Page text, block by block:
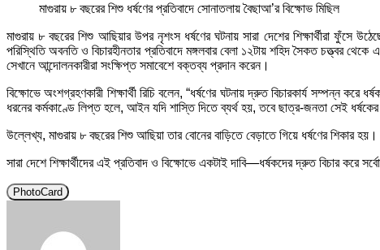
মাগুরায় ৮ বছরের শিশু ধর্ষণের প্রতিবাদে সোনাতলায় বৈছাআ’র বিক্ষোভ মিছিল
মাগুরায় ৮ বছরের শিশু আছিয়ার উপর নৃশংস ধর্ষণের ঘটনায় সারা দেশের শিক্ষার্থীরা ফুঁসে
পরিস্থিতি অবনতি ও বিচারহীনতার প্রতিবাদে মঙ্গলবার বেলা ১২টায় শহিদ সৈকত চত্ত্বর
সেখানে আন্দোলনকারীরা সংক্ষিপ্ত সমাবেশে বক্তব্য প্রদান করেন।
বিক্ষোভে অংশগ্রহণকারী শিক্ষার্থী রিচি বলেন, “ধর্ষণের ঘটনায় দ্রুত বিচারকার্য সম্পন্ন
ধরনের কর্মকাণ্ডে লিপ্ত হলে, আইন যদি শাস্তি দিতে ব্যর্থ হয়, তবে ছাত্র-জনতা সেই ধর্ষকের
উল্লেখ্য, মাগুরায় ৮ বছরের শিশু আছিয়া তার বোনের বাড়িতে বেড়াতে গিয়ে ধর্ষণের শিকার
সারা দেশে শিক্ষার্থীদের এই প্রতিবাদ ও বিক্ষোভে একটাই দাবি—ধর্ষকদের দ্রুত বিচার করে
PhotoCard